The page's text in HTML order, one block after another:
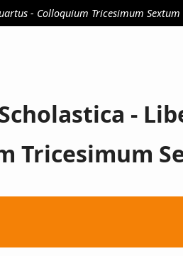
- Colloquium Tricesimum Sextum
-
Tricesimum